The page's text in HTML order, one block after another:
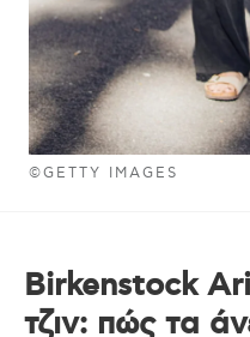
©GETTY IMAGES
Birkenstock
τζιν: πώς τα